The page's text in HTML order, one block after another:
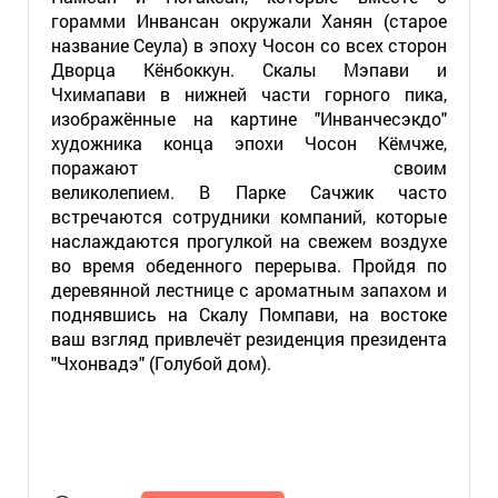
горамми Инвансан окружали Ханян (старое
название Сеула) в эпоху Чосон со всех сторон
Дворца Кёнбоккун. Скалы Мэпави и
Чхимапави в нижней части горного пика,
изображённые на картине "Инванчесэкдо"
художника конца эпохи Чосон Кёмчже,
поражают своим
великолепием. В Парке Сачжик часто
встречаются сотрудники компаний, которые
наслаждаются прогулкой на свежем воздухе
во время обеденного перерыва. Пройдя по
деревянной лестнице с ароматным запахом и
поднявшись на Скалу Помпави, на востоке
ваш взгляд привлечёт резиденция президента
"Чхонвадэ" (Голубой дом).